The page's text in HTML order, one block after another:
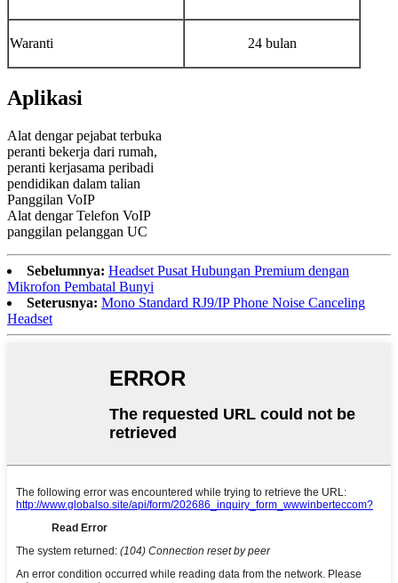
Waranti 24 bulan
Aplikasi
Alat dengar pejabat terbuka
peranti bekerja dari rumah,
peranti kerjasama peribadi
pendidikan dalam talian
Panggilan VoIP
Alat dengar Telefon VoIP
panggilan pelanggan UC
Sebelumnya: Headset Pusat Hubungan Premium dengan
Mikrofon Pembatal Bunyi
Seterusnya: Mono Standard RJ9/IP Phone Noise Canceling
Headset